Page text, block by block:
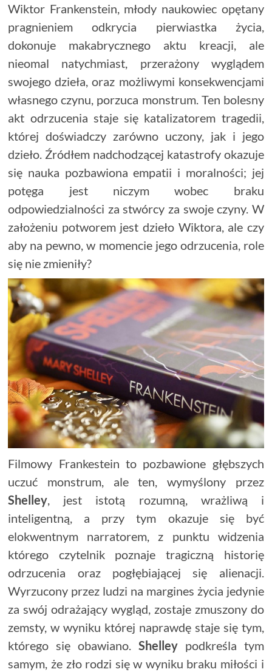
Wiktor Frankenstein, młody naukowiec opętany
pragnieniem odkrycia pierwiastka życia,
dokonuje makabrycznego aktu kreacji, ale
nieomal natychmiast, przerażony wyglądem
swojego dzieła, oraz możliwymi konsekwencjami
własnego czynu, porzuca monstrum. Ten bolesny
akt odrzucenia staje się katalizatorem tragedii,
której doświadczy zarówno uczony, jak i jego
dzieło. Źródłem nadchodzącej katastrofy okazuje
się nauka pozbawiona empatii i moralności; jej
potęga jest niczym wobec braku
odpowiedzialności za stwórcy za swoje czyny. W
założeniu potworem jest dzieło Wiktora, ale czy
aby na pewno, w momencie jego odrzucenia, role
się nie zmieniły?
Filmowy Frankestein to pozbawione głębszych
uczuć monstrum, ale ten, wymyślony przez
Shelley, jest istotą rozumną, wrażliwą i
inteligentną, a przy tym okazuje się być
elokwentnym narratorem, z punktu widzenia
którego czytelnik poznaje tragiczną historię
odrzucenia oraz pogłębiającej się alienacji.
Wyrzucony przez ludzi na margines życia jedynie
za swój odrażający wygląd, zostaje zmuszony do
zemsty, w wyniku której naprawdę staje się tym,
którego się obawiano. Shelley podkreśla tym
samym, że zło rodzi się w wyniku braku miłości i